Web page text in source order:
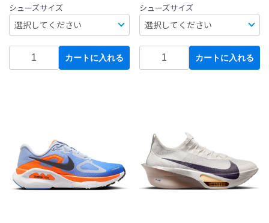
シューズサイズ
カートに入れる
シューズサイズ
カートに入れる